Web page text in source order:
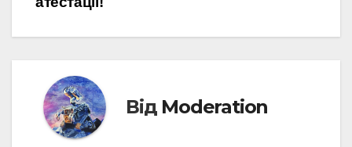
Від Moderation